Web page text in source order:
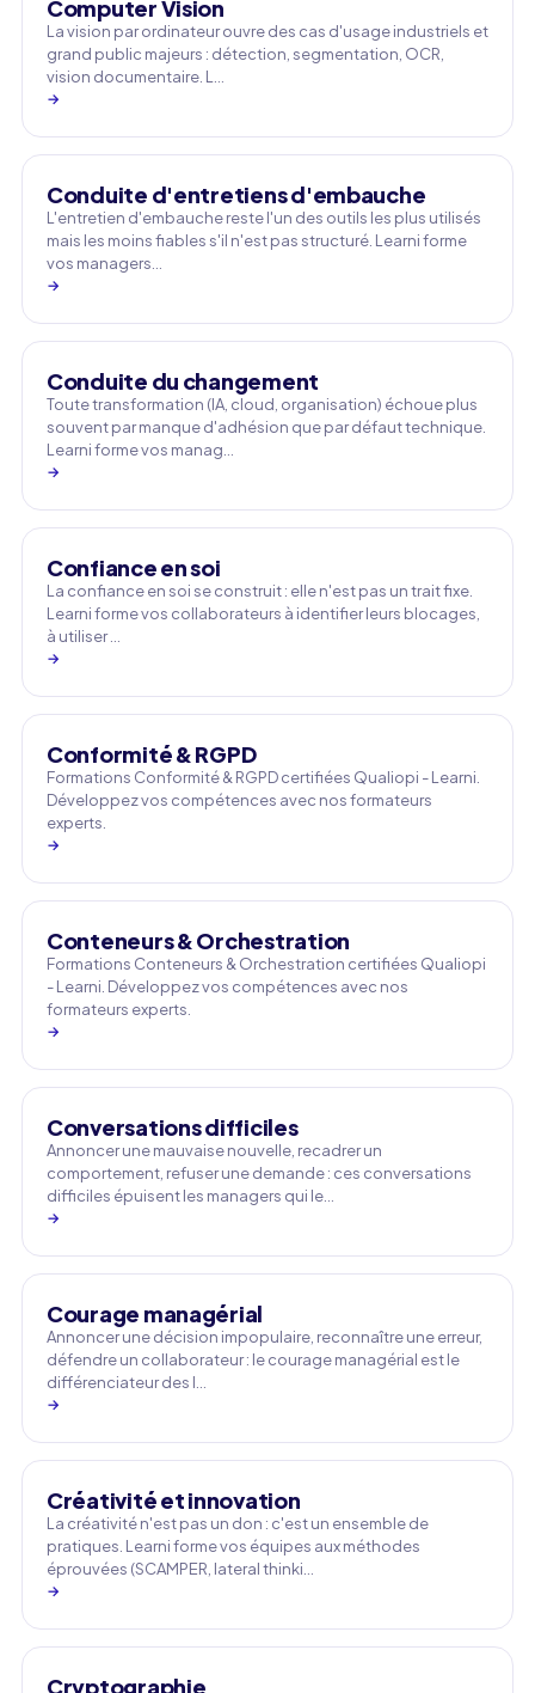
Computer Vision
La vision par ordinateur ouvre des cas d'usage industriels et
grand public majeurs : détection, segmentation, OCR,
vision documentaire. L…
→
Conduite d'entretiens d'embauche
L'entretien d'embauche reste l'un des outils les plus utilisés
mais les moins fiables s'il n'est pas structuré. Learni forme
vos managers…
→
Conduite du changement
Toute transformation (IA, cloud, organisation) échoue plus
souvent par manque d'adhésion que par défaut technique.
Learni forme vos manag…
→
Confiance en soi
La confiance en soi se construit : elle n'est pas un trait fixe.
Learni forme vos collaborateurs à identifier leurs blocages,
à utiliser …
→
Conformité & RGPD
Formations Conformité & RGPD certifiées Qualiopi - Learni.
Développez vos compétences avec nos formateurs
experts.
→
Conteneurs & Orchestration
Formations Conteneurs & Orchestration certifiées Qualiopi
- Learni. Développez vos compétences avec nos
formateurs experts.
→
Conversations difficiles
Annoncer une mauvaise nouvelle, recadrer un
comportement, refuser une demande : ces conversations
difficiles épuisent les managers qui le…
→
Courage managérial
Annoncer une décision impopulaire, reconnaître une erreur,
défendre un collaborateur : le courage managérial est le
différenciateur des l…
→
Créativité et innovation
La créativité n'est pas un don : c'est un ensemble de
pratiques. Learni forme vos équipes aux méthodes
éprouvées (SCAMPER, lateral thinki…
→
Cryptographie